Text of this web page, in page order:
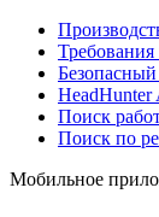
HeadHunter
Поиск
Поиск по
Мобильное